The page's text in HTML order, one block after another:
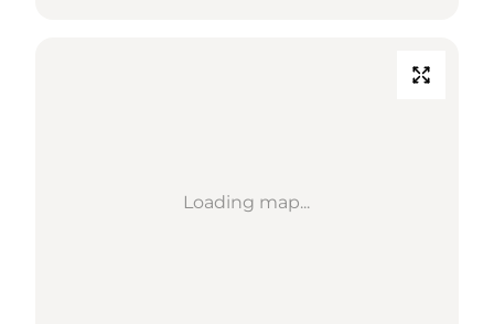
Loading map...